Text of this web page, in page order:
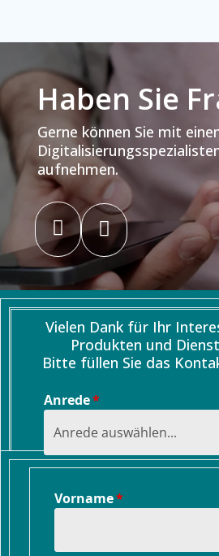
Haben Sie
Gerne können Sie mit
aufnehmen.
 
Vielen Dank für Ihr
Produkten und
Bitte füllen Sie das
Anrede
Vorname